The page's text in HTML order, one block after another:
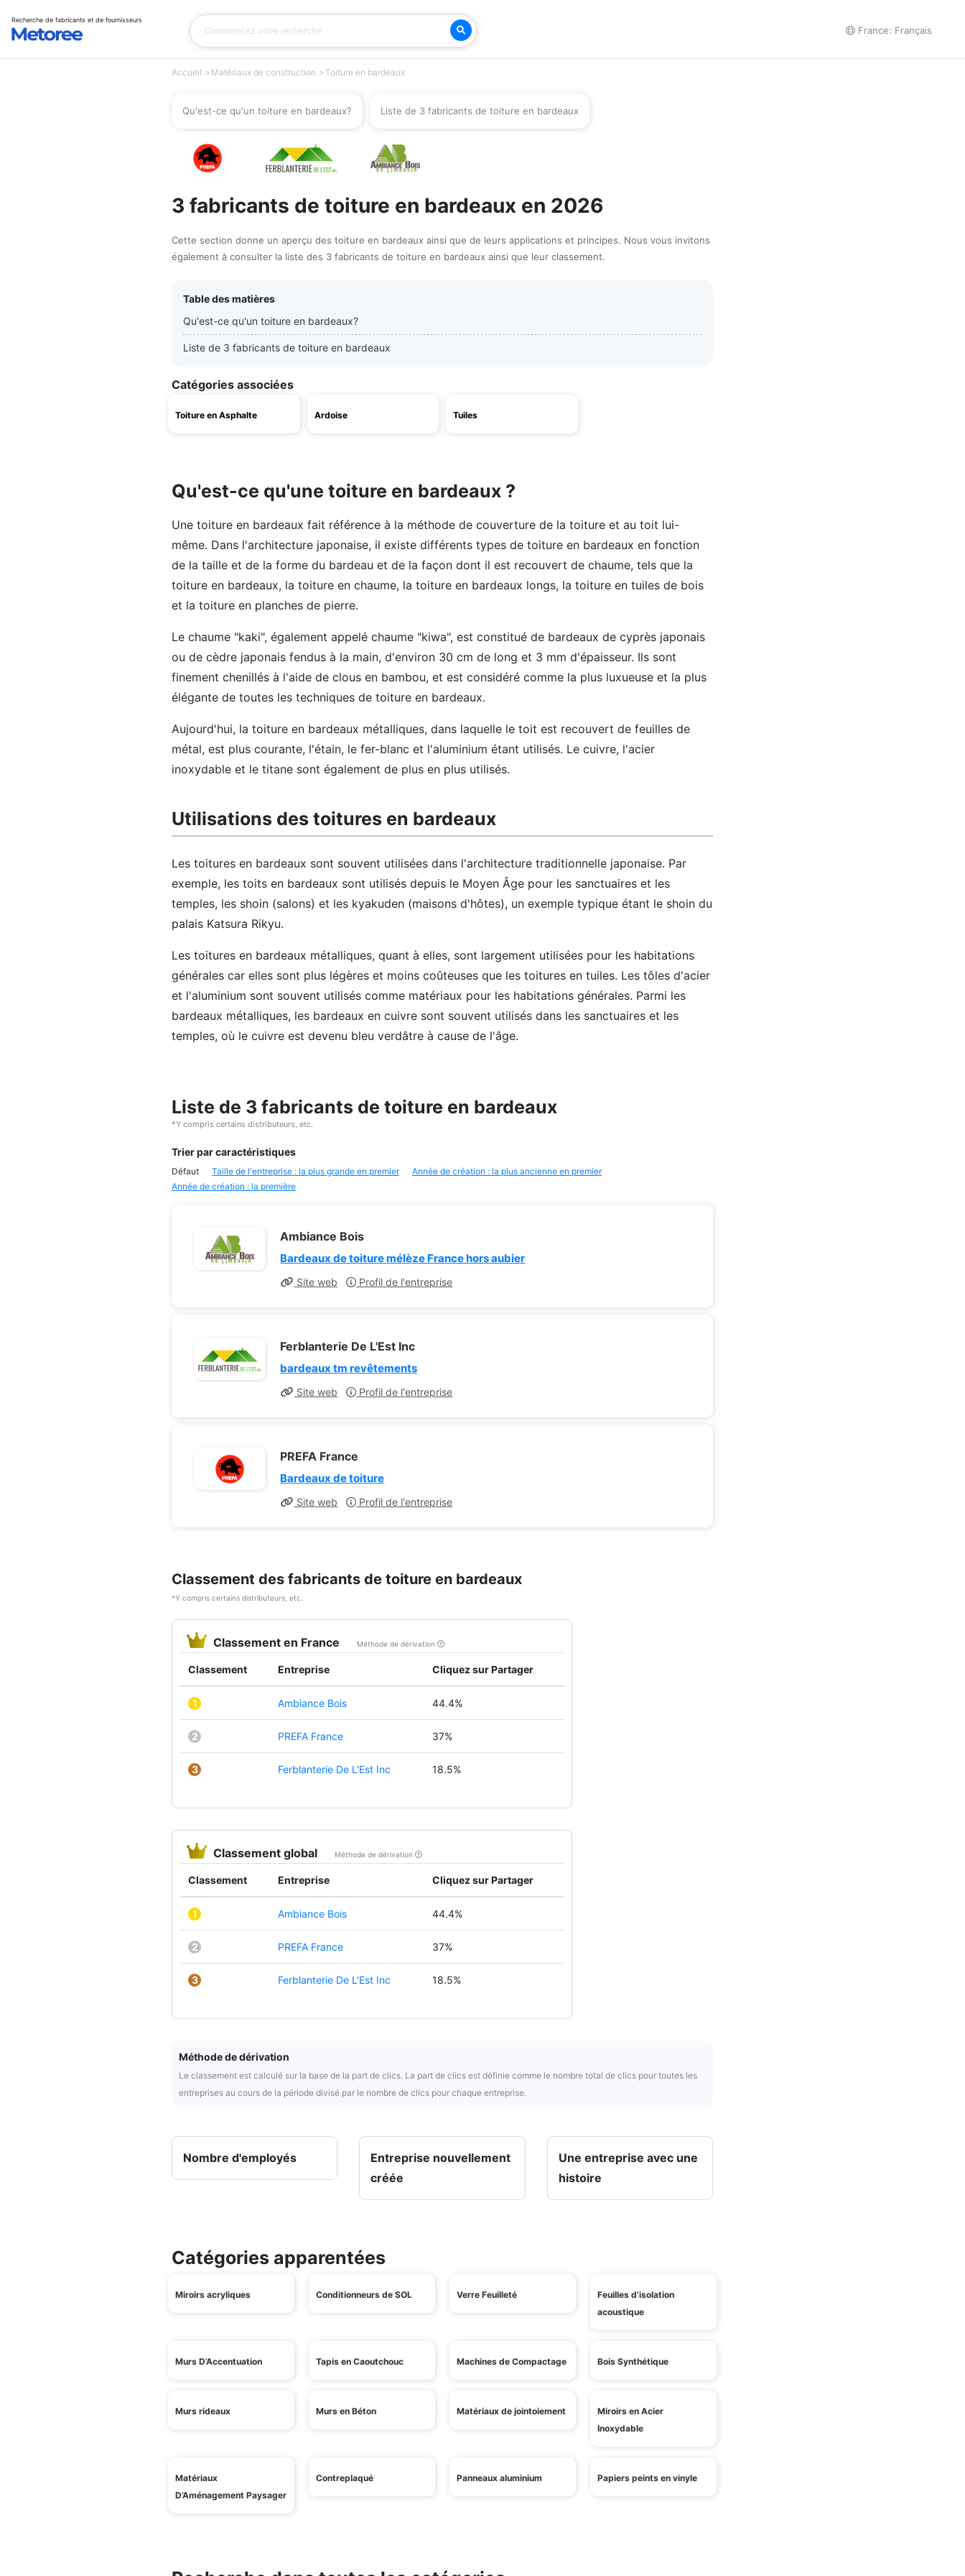
Recherche de fabricants et de fournisseurs
France: Français
Accueil Matériaux de construction Toiture en bardeaux
Qu'est-ce qu'un toiture en bardeaux? Liste de 3 fabricants de toiture en bardeaux
3 fabricants de toiture en bardeaux en 2026
Cette section donne un aperçu des toiture en bardeaux ainsi que de leurs applications et principes. Nous vous invitons
également à consulter la liste des 3 fabricants de toiture en bardeaux ainsi que leur classement.
Table des matières
Qu'est-ce qu'un toiture en bardeaux?
Liste de 3 fabricants de toiture en bardeaux
Catégories associées
Toiture en Asphalte Ardoise Tuiles
Qu'est-ce qu'une toiture en bardeaux ?
Une toiture en bardeaux fait référence à la méthode de couverture de la toiture et au toit lui-
même. Dans l'architecture japonaise, il existe différents types de toiture en bardeaux en fonction
de la taille et de la forme du bardeau et de la façon dont il est recouvert de chaume, tels que la
toiture en bardeaux, la toiture en chaume, la toiture en bardeaux longs, la toiture en tuiles de bois
et la toiture en planches de pierre.
Le chaume "kaki", également appelé chaume "kiwa", est constitué de bardeaux de cyprès japonais
ou de cèdre japonais fendus à la main, d'environ 30 cm de long et 3 mm d'épaisseur. Ils sont
finement chenillés à l'aide de clous en bambou, et est considéré comme la plus luxueuse et la plus
élégante de toutes les techniques de toiture en bardeaux.
Aujourd'hui, la toiture en bardeaux métalliques, dans laquelle le toit est recouvert de feuilles de
métal, est plus courante, l'étain, le fer-blanc et l'aluminium étant utilisés. Le cuivre, l'acier
inoxydable et le titane sont également de plus en plus utilisés.
Utilisations des toitures en bardeaux
Les toitures en bardeaux sont souvent utilisées dans l'architecture traditionnelle japonaise. Par
exemple, les toits en bardeaux sont utilisés depuis le Moyen Âge pour les sanctuaires et les
temples, les shoin (salons) et les kyakuden (maisons d'hôtes), un exemple typique étant le shoin du
palais Katsura Rikyu.
Les toitures en bardeaux métalliques, quant à elles, sont largement utilisées pour les habitations
générales car elles sont plus légères et moins coûteuses que les toitures en tuiles. Les tôles d'acier
et l'aluminium sont souvent utilisés comme matériaux pour les habitations générales. Parmi les
bardeaux métalliques, les bardeaux en cuivre sont souvent utilisés dans les sanctuaires et les
temples, où le cuivre est devenu bleu verdâtre à cause de l'âge.
Liste de 3 fabricants de toiture en bardeaux
*Y compris certains distributeurs, etc.
Trier par caractéristiques
Défaut Taille de l'entreprise : la plus grande en premier
Année de création : la plus ancienne en premier
Année de création : la première
Ambiance Bois
Bardeaux de toiture mélèze France hors aubier
Site web Profil de l'entreprise
Ferblanterie De L'Est Inc
bardeaux tm revêtements
Site web Profil de l'entreprise
PREFA France
Bardeaux de toiture
Site web Profil de l'entreprise
Classement des fabricants de toiture en bardeaux
*Y compris certains distributeurs, etc.
Classement en France Méthode de dérivation
Classement Entreprise Cliquez sur Partager
1 Ambiance Bois 44.4%
2 PREFA France 37%
3 Ferblanterie De L'Est Inc 18.5%
Classement global Méthode de dérivation
Classement Entreprise Cliquez sur Partager
1 Ambiance Bois 44.4%
2 PREFA France 37%
3 Ferblanterie De L'Est Inc 18.5%
Méthode de dérivation
Le classement est calculé sur la base de la part de clics. La part de clics est définie comme le nombre total de clics pour toutes les
entreprises au cours de la période divisé par le nombre de clics pour chaque entreprise.
Nombre d'employés
Entreprise nouvellement
créée
Une entreprise avec une
histoire
Catégories apparentées
Miroirs acryliques Conditionneurs de SOL Verre Feuilleté
Feuilles d'isolation
acoustique
Murs D’Accentuation Tapis en Caoutchouc Machines de Compactage Bois Synthétique
Murs rideaux Murs en Béton Matériaux de jointoiement
Miroirs en Acier
Inoxydable
Matériaux
D’Aménagement Paysager
Contreplaqué Panneaux aluminium Papiers peints en vinyle